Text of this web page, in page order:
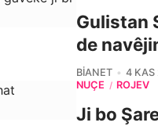
Gulistan
de
BIANET
4 KAS
NÛÇE / ROJEV
Ji bo